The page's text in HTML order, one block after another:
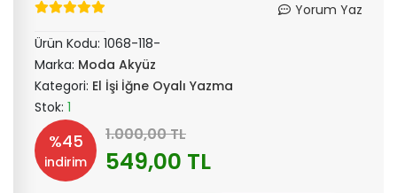
Yorum Yaz
Ürün Kodu: 1068-118-
Marka: Moda Akyüz
Kategori: El İşi İğne Oyalı Yazma
Stok: 1
%45
indirim
1.000,00 TL
549,00 TL